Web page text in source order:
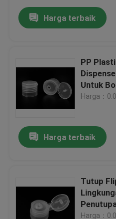
Harga terbaik
PP
Untuk
Harga：
Harga terbaik
Tutup
Kosong
Harga：